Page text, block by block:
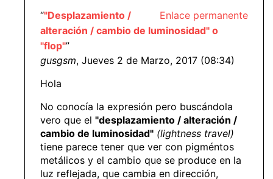
Enlace permanente
“"Desplazamiento /
alteración / cambio de luminosidad" o
"flop"”
gusgsm, Jueves 2 de Marzo, 2017 (08:34)
Hola
No conocía la expresión pero buscándola
vero que el "desplazamiento / alteración /
cambio de luminosidad" (lightness travel)
tiene parece tener que ver con pigméntos
metálicos y el cambio que se produce en la
luz reflejada, que cambia en dirección,